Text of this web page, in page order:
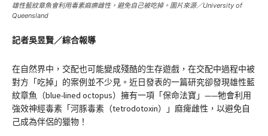
雄性藍紋章魚會利用毒素麻痹雌性，避免自己被吃掉。圖片來源／University of
Queensland
記者吳昱賢／綜合報導
在自然界中，交配也可能變成殘酷的生存遊戲，在交配中過程中被
對方「吃掉」的案例並不少見。近日發表的一篇研究卻發現雄性藍
紋章魚（blue-lined octopus）擁有一項「保命法寶」——牠會利用
強效神經毒素「河豚毒素（tetrodotoxin）」麻痺雌性，以避免自
己成為伴侶的獵物！